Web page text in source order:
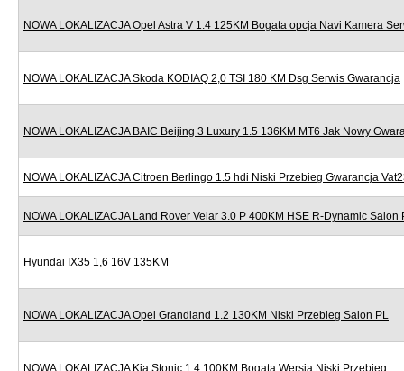
NOWA LOKALIZACJA Opel Astra V 1.4 125KM Bogata opcja Navi Kamera
NOWA LOKALIZACJA Skoda KODIAQ 2,0 TSI 180 KM Dsg Serwis Gwarancja
NOWA LOKALIZACJA BAIC Beijing 3 Luxury 1.5 136KM MT6 Jak Nowy
NOWA LOKALIZACJA Citroen Berlingo 1.5 hdi Niski Przebieg Gwarancja
NOWA LOKALIZACJA Land Rover Velar 3.0 P 400KM HSE R-Dynamic Salon
Hyundai IX35 1,6 16V 135KM
NOWA LOKALIZACJA Opel Grandland 1.2 130KM Niski Przebieg Salon PL
NOWA LOKALIZACJA Kia Stonic 1.4 100KM Bogata Wersja Niski Przebieg